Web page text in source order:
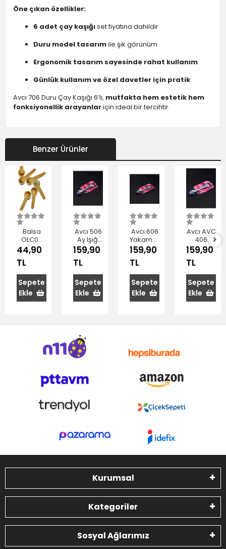
Öne çıkan özellikler:
6 adet çay kaşığıset fiyatına dahildir
Duru model tasarımile şık görünüm
Ergonomik tasarım sayesinde rahat kullanım
Günlük kullanım ve özel davetler için pratik
Avcı 706 Duru Çay Kaşığı 6’lı, mutfakta hem estetik hem
fonksiyonellik arayanlariçin ideal bir tercihtir.
Benzer Ürünler
Balsa
OLC06
Kahverengi
Bambu
Ölçek
Kaşığı 6'lı
44,90
TL
Sepete
Ekle
Avcı 506
Ay Işığı
Çay
Kaşığı
10,5 cm
6'lı
159,90
TL
Sepete
Ekle
Avcı 606
Yakamoz
Çay
Kaşığı 6'lı
159,90
TL
Sepete
Ekle
Avcı AVC
406
İstanbul
Çay
Kaşığı 6'lı
159,90
TL
Sepete
Ekle
Kurumsal
Kategoriler
Sosyal Ağlarımız